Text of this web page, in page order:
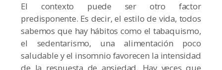
El contexto puede ser otro factor
predisponente. Es decir, el estilo de vida, todos
sabemos que hay hábitos como el tabaquismo,
el sedentarismo, una alimentación poco
saludable y el insomnio favorecen la intensidad